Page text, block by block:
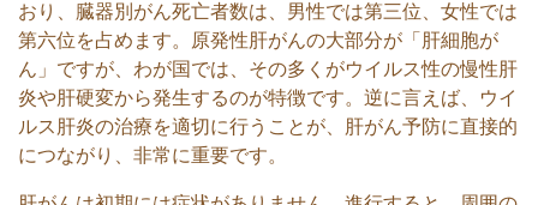
おり、臓器別がん死亡者数は、男性では第三位、女性では
第六位を占めます。原発性肝がんの大部分が「肝細胞が
ん」ですが、わが国では、その多くがウイルス性の慢性肝
炎や肝硬変から発生するのが特徴です。逆に言えば、ウイ
ルス肝炎の治療を適切に行うことが、肝がん予防に直接的
につながり、非常に重要です。